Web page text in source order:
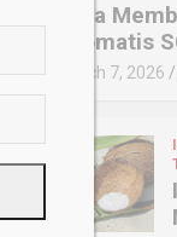
Cara
Otomatis
March 7, 2026